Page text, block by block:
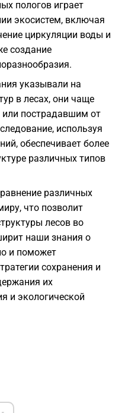
пологов играет
экосистем, включая
циркуляции воды и
создание
указывали на
в лесах, они чаще
пострадавшим от
используя
обеспечивает более
различных типов
различных
что позволит
лесов во
наши знания о
и поможет
сохранения и
их
и экологической